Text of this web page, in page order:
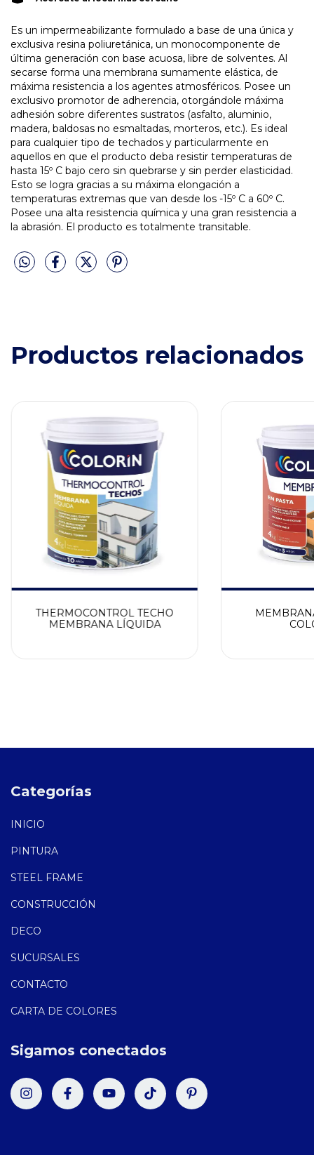
Es un impermeabilizante formulado a base de una única y
exclusiva resina poliuretánica, un monocomponente de
última generación con base acuosa, libre de solventes. Al
secarse forma una membrana sumamente elástica, de
máxima resistencia a los agentes atmosféricos. Posee un
exclusivo promotor de adherencia, otorgándole máxima
adhesión sobre diferentes sustratos (asfalto, aluminio,
madera, baldosas no esmaltadas, morteros, etc.). Es ideal
para cualquier tipo de techados y particularmente en
aquellos en que el producto deba resistir temperaturas de
hasta 15º C bajo cero sin quebrarse y sin perder elasticidad.
Esto se logra gracias a su máxima elongación a
temperaturas extremas que van desde los -15º C a 60º C.
Posee una alta resistencia química y una gran resistencia a
la abrasión. El producto es totalmente transitable.
Productos relacionados
THERMOCONTROL TECHO
MEMBRANA LÍQUIDA
Categorías
INICIO
PINTURA
STEEL FRAME
CONSTRUCCIÓN
DECO
SUCURSALES
CONTACTO
CARTA DE COLORES
Sigamos conectados